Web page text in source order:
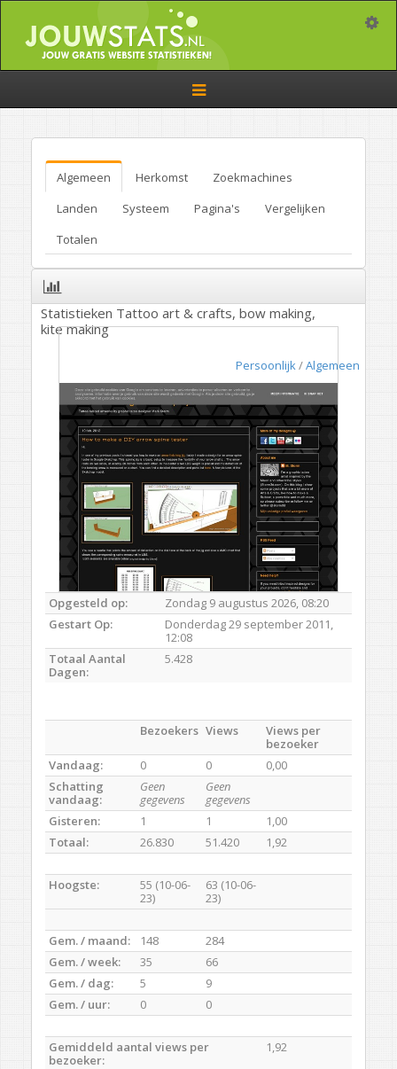
Toggle
navigation
Algemeen Herkomst
Zoekmachines
Landen
Systeem Pagina's
Vergelijken
Totalen
Statistieken Tattoo art & crafts, bow making,
kite making
Persoonlijk /Algemeen
Opgesteld op:
Zondag 9 augustus 2026, 08:20
Gestart Op:
Donderdag 29 september 2011,
12:08
Totaal Aantal
Dagen:
5.428
Bezoekers Views
Views per
bezoeker
Vandaag:
0 0
0,00
Schatting
vandaag:
Geen
gegevens
Geen
gegevens
Gisteren:
1 1
1,00
Totaal:
26.830 51.420 1,92
Hoogste:
55 (10-06-
23)
63 (10-06-
23)
Gem. / maand: 148
284
Gem. / week:
35
66
Gem. / dag:
5
9
Gem. / uur:
0 0
Gemiddeld aantal views per
bezoeker:
1,92